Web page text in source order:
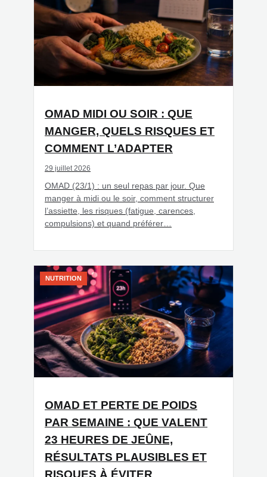
OMAD MIDI OU SOIR : QUE
MANGER, QUELS RISQUES ET
COMMENT L’ADAPTER
29 juillet 2026
OMAD (23/1) : un seul repas par jour. Que
manger à midi ou le soir, comment structurer
l’assiette, les risques (fatigue, carences,
compulsions) et quand préférer…
NUTRITION
OMAD ET PERTE DE POIDS
PAR SEMAINE : QUE VALENT
23 HEURES DE JEÛNE,
RÉSULTATS PLAUSIBLES ET
RISQUES À ÉVITER